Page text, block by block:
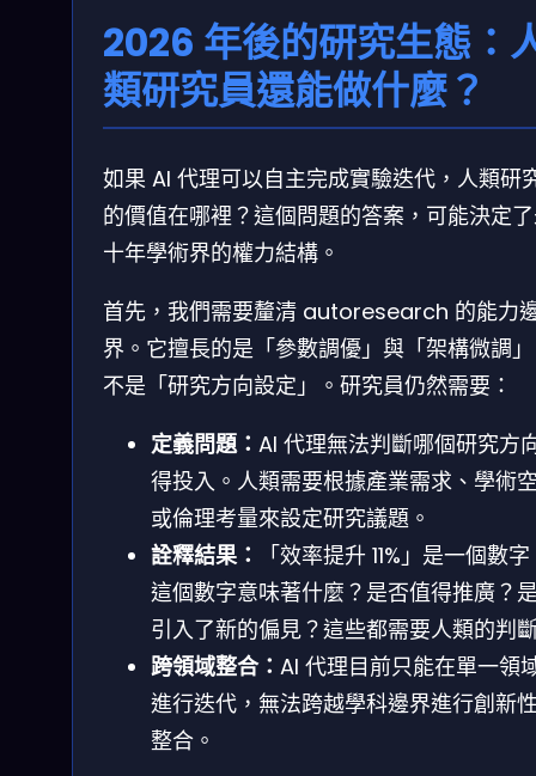
2026 年後的研究生態：
類研究員還能做什麼？
如果 AI 代理可以自主完成實驗迭代，人類研
的價值在哪裡？這個問題的答案，可能決定
十年學術界的權力結構。
首先，我們需要釐清 autoresearch 的能力
界。它擅長的是「參數調優」與「架構微調
不是「研究方向設定」。研究員仍然需要：
定義問題： AI 代理無法判斷哪個研究方
得投入。人類需要根據產業需求、學術
或倫理考量來設定研究議題。
詮釋結果：
「效率提升 11%」是一個數
這個數字意味著什麼？是否值得推廣？
引入了新的偏見？這些都需要人類的判
跨領域整合： AI 代理目前只能在單一領
進行迭代，無法跨越學科邊界進行創新
整合。